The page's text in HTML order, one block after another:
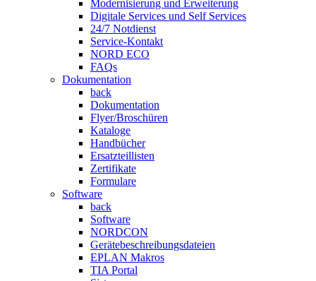
Modernisierung und Erweiterung
Digitale Services und Self Services
24/7 Notdienst
Service-Kontakt
NORD ECO
FAQs
Dokumentation
back
Dokumentation
Flyer/Broschüren
Kataloge
Handbücher
Ersatzteillisten
Zertifikate
Formulare
Software
back
Software
NORDCON
Gerätebeschreibungsdateien
EPLAN Makros
TIA Portal